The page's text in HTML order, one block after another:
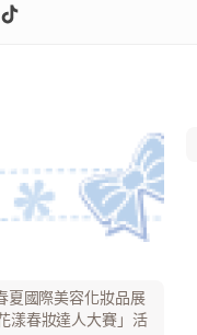
夏國際美容化妝品展
漾春妝達人大賽」活